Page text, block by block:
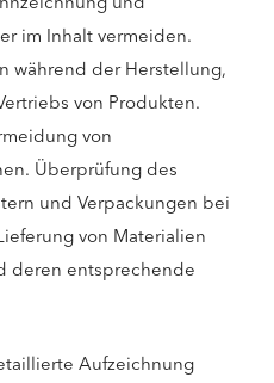
im Inhalt vermeiden.
während der Herstellung,
von Produkten.
von
Überprüfung des
und Verpackungen bei
von Materialien
deren entsprechende
Aufzeichnung